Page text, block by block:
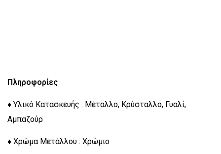
Πληροφορίες
♦ Υλικό Κατασκευής : Μέταλλο, Κρύσταλλο, Γυαλί,
Αμπαζούρ
♦ Χρώμα Μετάλλου : Χρώμιο